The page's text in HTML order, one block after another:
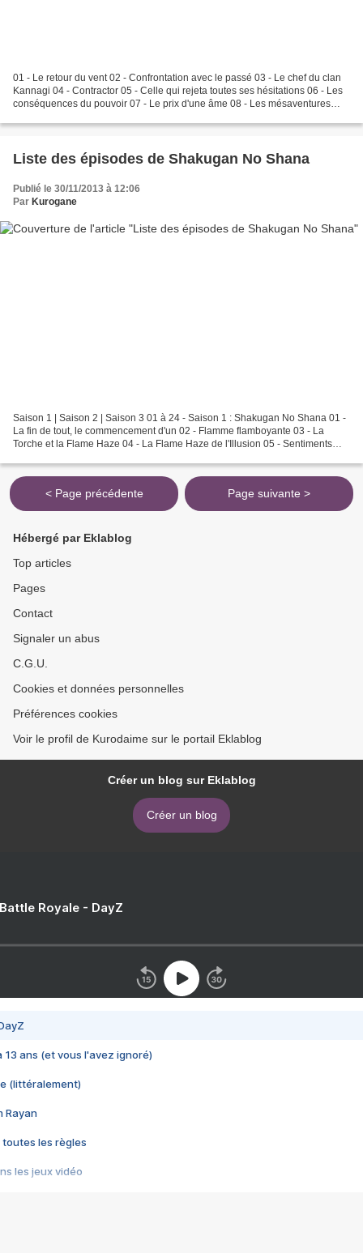
01 - Le retour du vent 02 - Confrontation avec le passé 03 - Le chef du clan
Kannagi 04 - Contractor 05 - Celle qui rejeta toutes ses hésitations 06 - Les
conséquences du pouvoir 07 - Le prix d'une âme 08 - Les mésaventures
Liste des épisodes de Shakugan No Shana
Publié le 30/11/2013 à 12:06
Par Kurogane
Saison 1 | Saison 2 | Saison 3 01 à 24 - Saison 1 : Shakugan No Shana 01 -
La fin de tout, le commencement d'un 02 - Flamme flamboyante 03 - La
Torche et la Flame Haze 04 - La Flame Haze de l'Illusion 05 - Sentiments
< Page précédente Page suivante >
Hébergé par Eklablog
Top articles
Pages
Contact
Signaler un abus
C.G.U.
Cookies et données personnelles
Préférences cookies
Voir le profil de Kurodaime sur le portail Eklablog
Créer un blog sur Eklablog
Créer un blog
Royale - DayZ
13 ans (et vous l'avez ignoré)
(littéralement)
Rayan
toutes les règles
les jeux vidéo